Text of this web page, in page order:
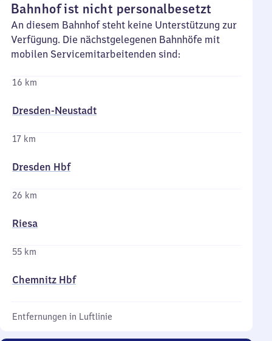
Bahnhof ist nicht personalbesetzt
An diesem Bahnhof steht keine Unterstützung zur
Verfügung. Die nächstgelegenen Bahnhöfe mit
mobilen Servicemitarbeitenden sind:
16 km
Dresden-Neustadt
17 km
Dresden Hbf
26 km
Riesa
55 km
Chemnitz Hbf
Entfernungen in Luftlinie